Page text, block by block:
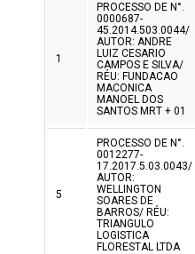
1
PROCESSO DE N°.
0000687-
45.2014.503.0044/
AUTOR: ANDRE
LUIZ CESARIO
CAMPOS E SILVA/
RÉU: FUNDACAO
MACONICA
MANOEL DOS
SANTOS MRT + 01
5
PROCESSO DE N°.
0012277-
17.2017.5.03.0043/
AUTOR:
WELLINGTON
SOARES DE
BARROS/ RÉU:
TRIANGULO
LOGISTICA
FLORESTAL LTDA